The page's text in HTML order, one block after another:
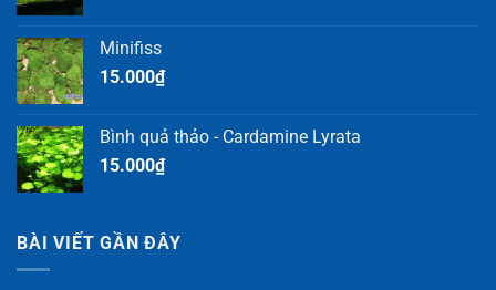
Minifiss
15.000₫
Bình quả thảo - Cardamine Lyrata
15.000₫
BÀI VIẾT GẦN ĐÂY